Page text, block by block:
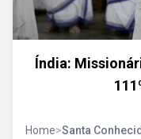
Índia:
Home>Santa